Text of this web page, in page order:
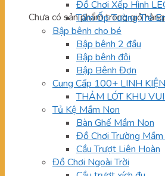
Chưa có sản phẩm trong giỏ
Đồ Chơi Xếp Hình
Tấm Ốp Tường Trẻ
Bập bênh cho bé
Bập bênh 2 đầu
Bập bênh đôi
Bập Bênh Đơn
Cung Cấp 100+ LINH
THẢM LÓT KHU
Tủ Kệ Mầm Non
Bàn Ghế Mầm Non
Đồ Chơi Trường
Cầu Trượt Liên Hoàn
Đồ Chơi Ngoài Trời